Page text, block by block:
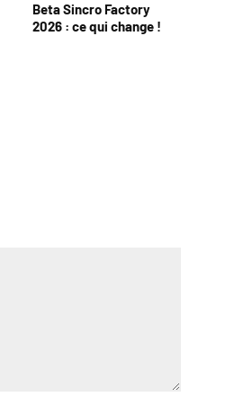
Beta Sincro Factory
2026 : ce qui change !